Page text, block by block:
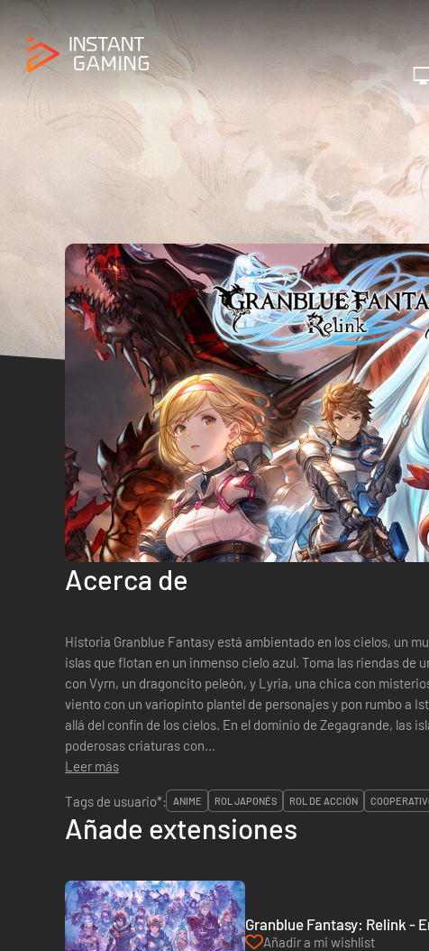
Acerca de
Historia Granblue Fantasy está ambientado en los cielos, un
islas que flotan en un inmenso cielo azul. Toma las riendas de
con Vyrn, un dragoncito peleón, y Lyria, una chica con
viento con un variopinto plantel de personajes y pon rumbo a
allá del confín de los cielos. En el dominio de Zegagrande, las islas están custodiadas por
poderosas criaturas con...
Leer más
Tags de usuario*:
ANIME ROL JAPONÉS ROL DE ACCIÓN
Añade extensiones
Granblue Fantasy: Relink -
Añadir a mi wishlist